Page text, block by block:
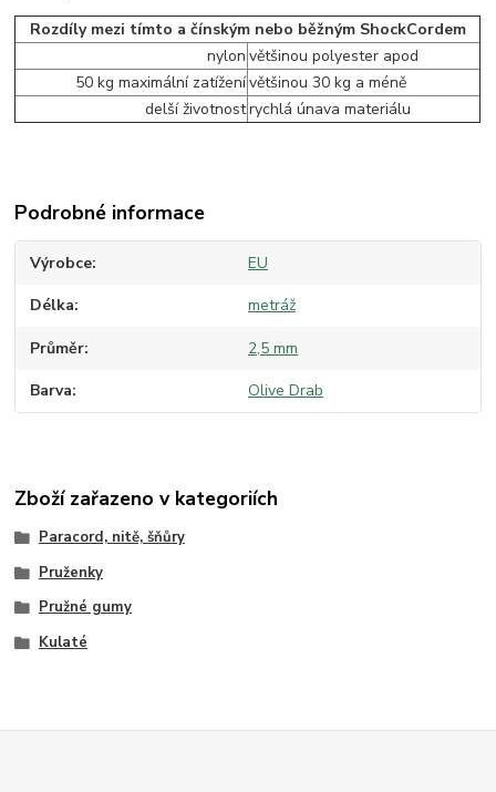
Rozdíly mezi tímto a čínským nebo běžným ShockCordem
nylon většinou polyester apod
50 kg maximální zatíženívětšinou 30 kg a méně
delší životnostrychlá únava materiálu
Podrobné informace
Výrobce EU
Délka metráž
Průměr 2,5 mm
Barva Olive Drab
Zboží zařazeno v kategoriích
Paracord, nitě, šňůry
Pruženky
Pružné gumy
Kulaté